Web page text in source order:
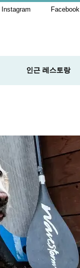
Instagram Facebook
인근 레스토랑